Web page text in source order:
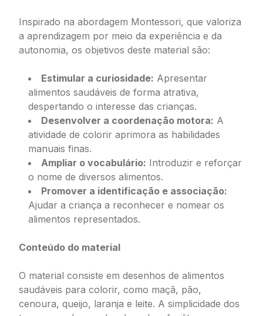
Inspirado na abordagem Montessori, que valoriza
a aprendizagem por meio da experiência e da
autonomia, os objetivos deste material são:
Estimular a curiosidade: Apresentar
alimentos saudáveis de forma atrativa,
despertando o interesse das crianças.
Desenvolver a coordenação motora: A
atividade de colorir aprimora as habilidades
manuais finas.
Ampliar o vocabulário: Introduzir e reforçar
o nome de diversos alimentos.
Promover a identificação e associação:
Ajudar a criança a reconhecer e nomear os
alimentos representados.
Conteúdo do material
O material consiste em desenhos de alimentos
saudáveis para colorir, como maçã, pão,
cenoura, queijo, laranja e leite. A simplicidade dos